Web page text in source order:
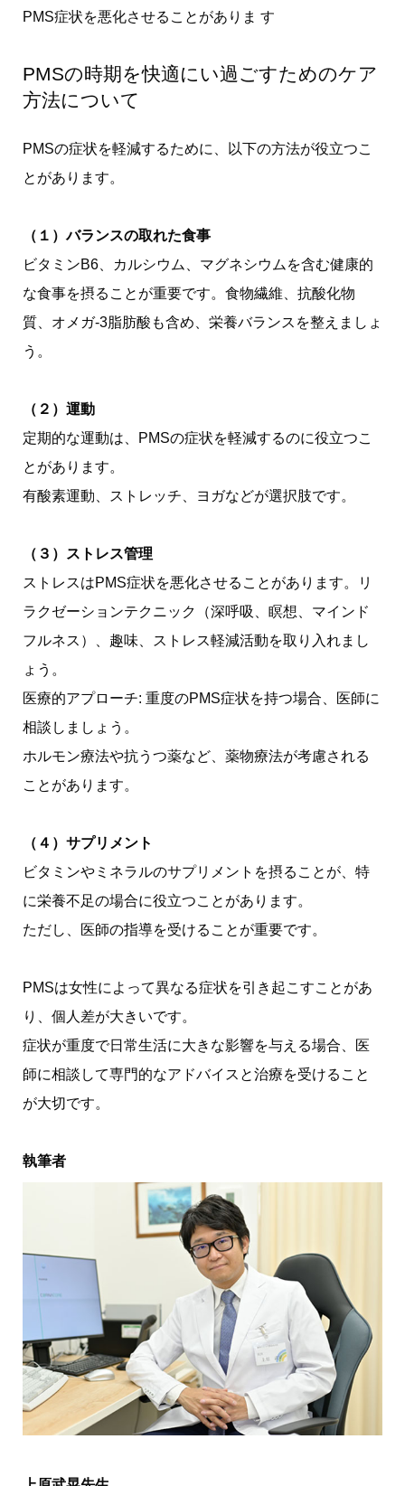
PMS症状を悪化させることがありま す
PMSの時期を快適にい過ごすためのケア
方法について
PMSの症状を軽減するために、以下の方法が役立つこ
とがあります。
（１）バランスの取れた食事
ビタミンB6、カルシウム、マグネシウムを含む健康的
な食事を摂ることが重要です。食物繊維、抗酸化物
質、オメガ-3脂肪酸も含め、栄養バランスを整えましょ
う。
（２）運動
定期的な運動は、PMSの症状を軽減するのに役立つこ
とがあります。
有酸素運動、ストレッチ、ヨガなどが選択肢です。
（３）ストレス管理
ストレスはPMS症状を悪化させることがあります。リ
ラクゼーションテクニック（深呼吸、瞑想、マインド
フルネス）、趣味、ストレス軽減活動を取り入れまし
ょう。
医療的アプローチ: 重度のPMS症状を持つ場合、医師に
相談しましょう。
ホルモン療法や抗うつ薬など、薬物療法が考慮される
ことがあります。
（４）サプリメント
ビタミンやミネラルのサプリメントを摂ることが、特
に栄養不足の場合に役立つことがあります。
ただし、医師の指導を受けることが重要です。
PMSは女性によって異なる症状を引き起こすことがあ
り、個人差が大きいです。
症状が重度で日常生活に大きな影響を与える場合、医
師に相談して専門的なアドバイスと治療を受けること
が大切です。
執筆者